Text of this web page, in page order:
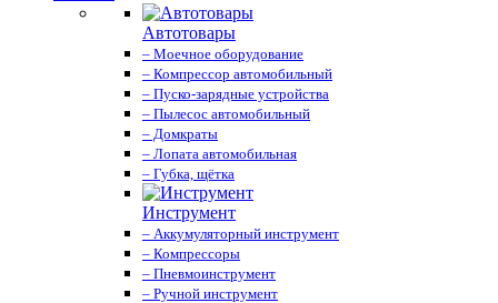
Автотовары
– Моечное оборудование
– Компрессор автомобильный
– Пуско-зарядные устройства
– Пылесос автомобильный
– Домкраты
– Лопата автомобильная
– Губка, щётка
Инструмент
– Аккумуляторный инструмент
– Компрессоры
– Пневмоинструмент
– Ручной инструмент